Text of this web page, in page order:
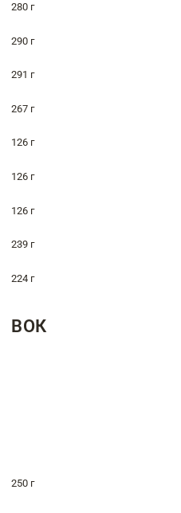
280 г
290 г
291 г
267 г
126 г
126 г
126 г
239 г
224 г
ВОК
250 г